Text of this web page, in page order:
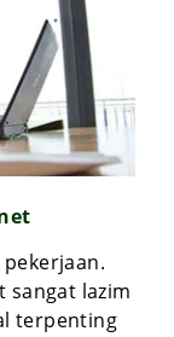
sangat lazim
terpenting